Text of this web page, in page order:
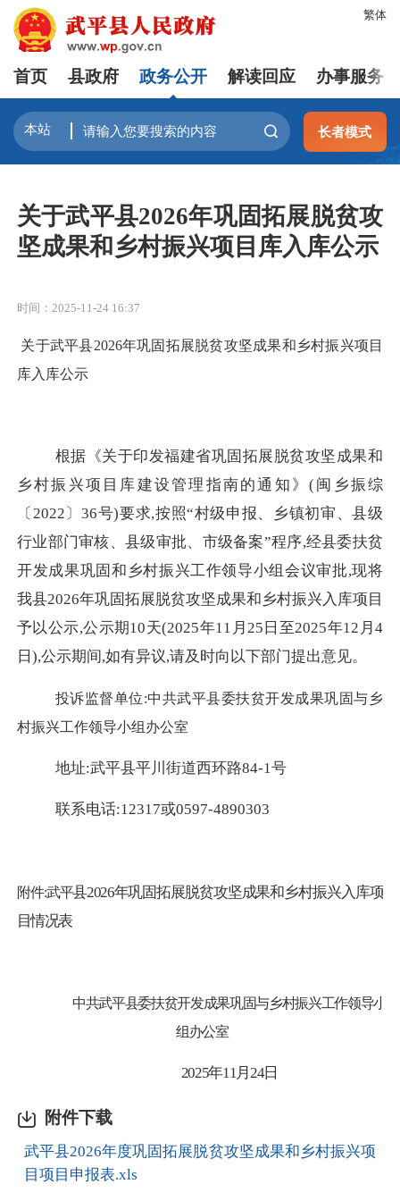
繁体
首页 县政府 政务公开 解读回应 办事服务
长者模式
关于武平县2026年巩固拓展脱贫攻
坚成果和乡村振兴项目库入库公示
时间：2025-11-24 16:37
关于武平县2026年巩固拓展脱贫攻坚成果和乡村振兴项目
库入库公示
根据《关于印发福建省巩固拓展脱贫攻坚成果和
乡村振兴项目库建设管理指南的通知》(闽乡振综
〔 2022〕36号)要求,按照“村级申报、乡镇初审、县级
行业部门审核、县级审批、市级备案”程序,经县委扶贫
开发成果巩固和乡村振兴工作领导小组会议审批,现将
我县2026年巩固拓展脱贫攻坚成果和乡村振兴入库项目
予以公示,公示期10天(2025年11月25日至2025年12月4
日),公示期间,如有异议,请及时向以下部门提出意见。
投诉监督单位:中共武平县委扶贫开发成果巩固与乡
村振兴工作领导小组办公室
地址:武平县平川街道西环路84-1号
联系电话:12317或0597-4890303
附件:武平县2026年巩固拓展脱贫攻坚成果和乡村振兴入库项
目情况表
中共武平县委扶贫开发成果巩固与乡村振兴工作领导小
组办公室
2025年11月24日
附件下载
武平县2026年度巩固拓展脱贫攻坚成果和乡村振兴项
目项目申报表.xls